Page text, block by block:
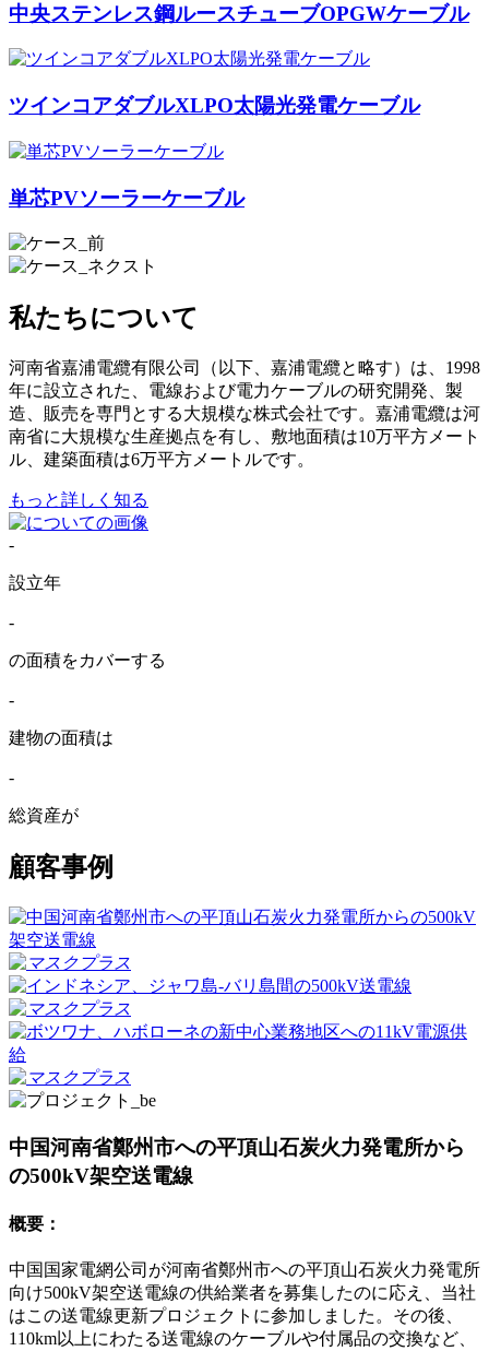
中央ステンレス鋼ルースチューブOPGWケーブル
ツインコアダブルXLPO太陽光発電ケーブル
単芯PVソーラーケーブル
私たちについて
河南省嘉浦電纜有限公司（以下、嘉浦電纜と略す）は、1998
年に設立された、電線および電力ケーブルの研究開発、製
造、販売を専門とする大規模な株式会社です。嘉浦電纜は河
南省に大規模な生産拠点を有し、敷地面積は10万平方メート
ル、建築面積は6万平方メートルです。
もっと詳しく知る
-
設立年
-
の面積をカバーする
-
建物の面積は
-
総資産が
顧客事例
中国河南省鄭州市への平頂山石炭火力発電所から
の500kV架空送電線
概要：
中国国家電網公司が河南省鄭州市への平頂山石炭火力発電所
向け500kV架空送電線の供給業者を募集したのに応え、当社
はこの送電線更新プロジェクトに参加しました。その後、
110km以上にわたる送電線のケーブルや付属品の交換など、